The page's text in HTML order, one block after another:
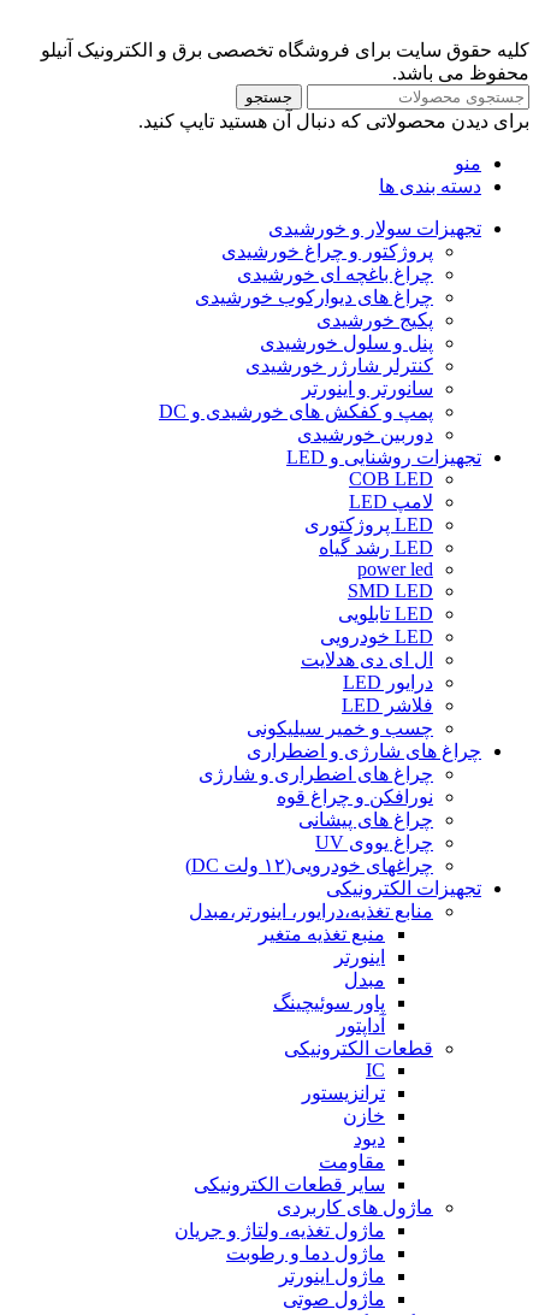
کلیه حقوق سایت برای فروشگاه تخصصی برق و الکترونیک آنیلو
محفوظ می باشد.
جستجو
برای دیدن محصولاتی که دنبال آن هستید تایپ کنید.
منو
دسته بندی ها
تجهیزات سولار و خورشیدی
پروژکتور و چراغ خورشیدی
چراغ باغچه ای خورشیدی
چراغ های دیوارکوب خورشیدی
پکیج خورشیدی
پنل و سلول خورشیدی
کنترلر شارژر خورشیدی
سانورتر و اینورتر
پمپ و کفکش های خورشیدی و DC
دوربین خورشیدی
تجهیزات روشنایی و LED
COB LED
لامپ LED
LED پروژکتوری
LED رشد گیاه
power led
SMD LED
LED تابلویی
LED خودرویی
ال ای دی هدلایت
درایور LED
فلاشر LED
چسب و خمیر سیلیکونی
چراغ های شارژی و اضطراری
چراغ های اضطراری و شارژی
نورافکن و چراغ قوه
چراغ های پیشانی
چراغ یووی UV
چراغهای خودرویی(۱۲ ولت DC)
تجهیزات الکترونیکی
منابع تغذیه،درایور، اینورتر،مبدل
منبع تغذیه متغیر
اینورتر
مبدل
پاور سوئیچینگ
آداپتور
قطعات الکترونیکی
IC
ترانزیستور
خازن
دیود
مقاومت
سایر قطعات الکترونیکی
ماژول های کاربردی
ماژول تغذیه، ولتاژ و جریان
ماژول دما و رطوبت
ماژول اینورتر
ماژول صوتی